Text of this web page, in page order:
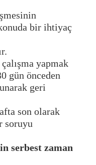
bir ihtiyaç
yapmak
gün önceden
geri
son olarak
soruyu
serbest zaman